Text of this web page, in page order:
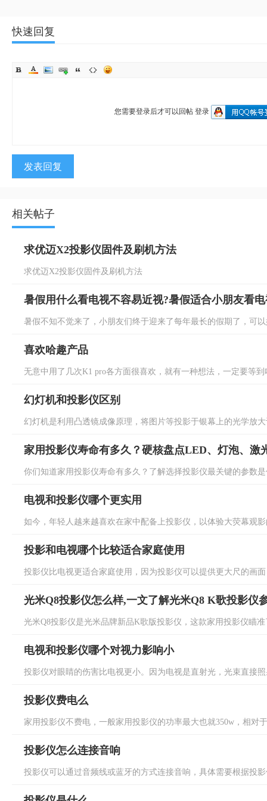
快速回复
您需要登录后才可以回帖 登录
发表回复
相关帖子
求优迈X2投影仪固件及刷机方法
求优迈X2投影仪固件及刷机方法
暑假用什么看电视不容易近视?暑假适合小朋友看
暑假不知不觉来了，小朋友们终于迎来了每年最长的假期了，可
喜欢哈趣产品
无意中用了几次K1 pro各方面很喜欢，就有一种想法，一定要等
幻灯机和投影仪区别
幻灯机是利用凸透镜成像原理，将图片等投影于银幕上的光学放
家用投影仪寿命有多久？硬核盘点LED、灯泡、激
你们知道家用投影仪寿命有多久？了解选择投影仪最关键的参数
电视和投影仪哪个更实用
如今，年轻人越来越喜欢在家中配备上投影仪，以体验大荧幕观
投影和电视哪个比较适合家庭使用
投影仪比电视更适合家庭使用，因为投影仪可以提供更大尺的画
光米Q8投影仪怎么样,一文了解光米Q8 K歌投影仪
光米Q8投影仪是光米品牌新品K歌版投影仪，这款家用投影仪瞄
电视和投影仪哪个对视力影响小
投影仪对眼睛的伤害比电视更小。因为电视是直射光，光束直接
投影仪费电么
家用投影仪不费电，一般家用投影仪的功率最大也就350w，相对
投影仪怎么连接音响
投影仪可以通过音频线或蓝牙的方式连接音响，具体需要根据投